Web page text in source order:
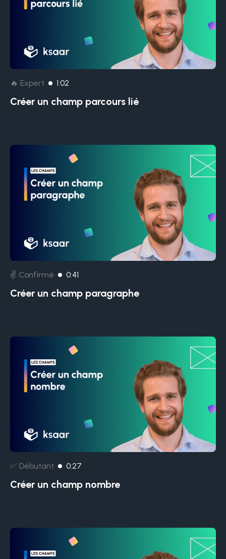
🔥 Expert 1:02
Créer un champ parcours lié
✌️ Confirmé 0:41
Créer un champ paragraphe
✅ Débutant 0:27
Créer un champ nombre